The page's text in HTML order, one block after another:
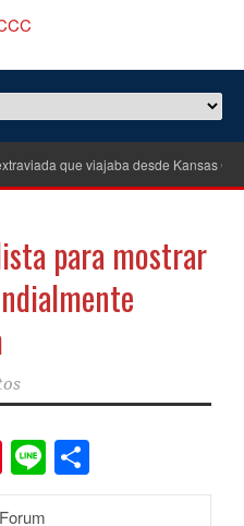
que viajaba desde Kansas City
para mostrar
Pinterest
Line